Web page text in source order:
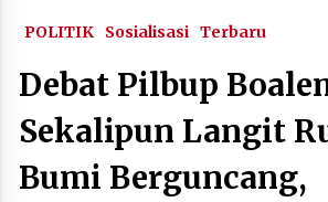
POLITIK Sosialisasi Terbaru
Debat Pilbup
Sekalipun Langit
Bumi Berguncang,